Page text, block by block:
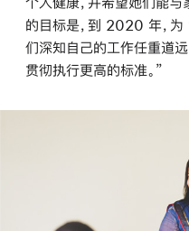
的目标是，到 2020 年，
们深知自己的工作任重道
贯彻执行更高的标准。”